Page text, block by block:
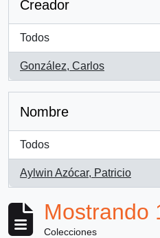
Creador
Todos
González, Carlos
, 1 resultados
Nombre
Todos
Aylwin Azócar, Patricio
, 1 resultados
Mostrando
Colecciones